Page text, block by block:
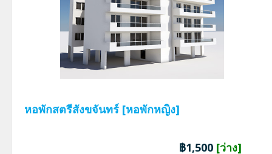
หอพักสตรีสังขจันทร์ [หอพักหญิง]
฿1,500 [ว่าง]